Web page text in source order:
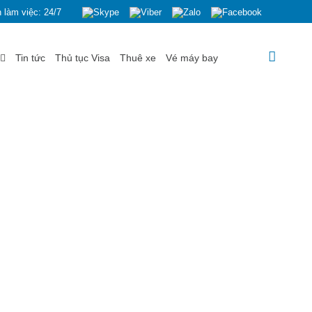
việc: 24/7
Tin tức Thủ tục Visa Thuê xe Vé máy bay